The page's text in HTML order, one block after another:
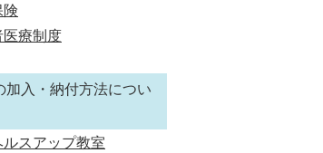
療制度
加入・納付方法につい
スアップ教室